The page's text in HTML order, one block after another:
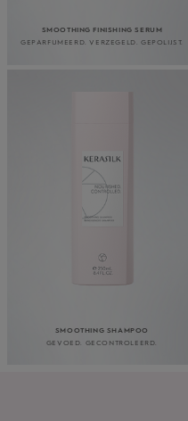
SMOOTHING FINISHING SERUM
GEPARFUMEERD. VERZEGELD. GEPOLIJST.
SMOOTHING SHAMPOO
GEVOED. GECONTROLEERD.